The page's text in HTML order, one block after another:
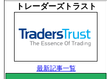
トレーダーズトラスト
最新記事一覧